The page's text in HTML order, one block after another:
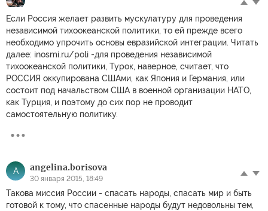
Если Россия желает развить мускулатуру для проведения
независимой тихоокеанской политики, то ей прежде всего
необходимо упрочить основы евразийской интеграции. Читать
далее: inosmi.ru/poli -для проведения независимой
тихоокеанской политики, Турок, наверное, считает, что
РОССИЯ оккупирована СШАми, как Япония и Германия, или
состоит под начальством США в военной организации НАТО,
как Турция, и поэтому до сих пор не проводит
самостоятельную политику.
A angelina.borisova
30 января 2015, 18:49
Такова миссия России - спасать народы, спасать мир и быть
готовой к тому, что спасенные народы будут недовольны тем,